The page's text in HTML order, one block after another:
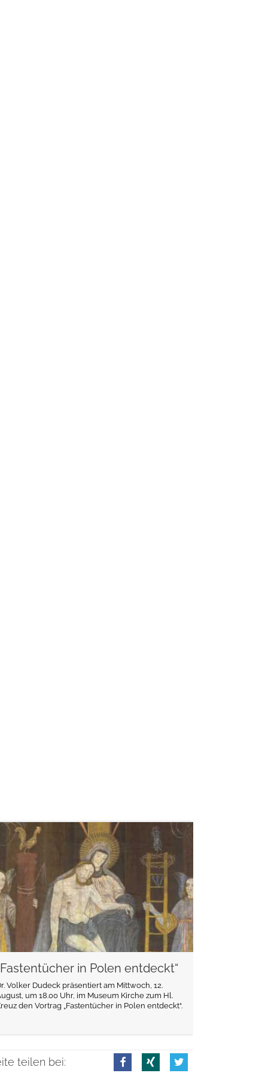
in Polen entdeckt“
Volker Dudeck präsentiert am Mittwoch, 12.
um 18.00 Uhr, im Museum Kirche zum Hl.
den Vortrag „Fastentücher in Polen entdeckt“.
weiterlesen
teilen bei: